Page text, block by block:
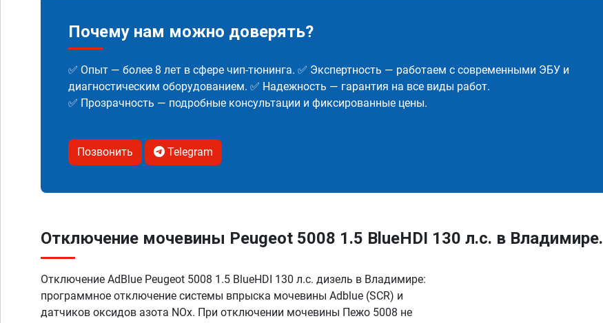
Почему нам можно доверять?
✅ Опыт — более 8 лет в сфере чип-тюнинга. ✅ Экспертность — работаем с современными ЭБУ и
диагностическим оборудованием. ✅ Надежность — гарантия на все виды работ.
✅ Прозрачность — подробные консультации и фиксированные цены.
Позвонить Telegram
Отключение мочевины Peugeot 5008 1.5 BlueHDI 130 л.с. в Владимире.
Отключение AdBlue Peugeot 5008 1.5 BlueHDI 130 л.с. дизель в Владимире:
программное отключение системы впрыска мочевины Adblue (SCR) и
датчиков оксидов азота NOx. При отключении мочевины Пежо 5008 не